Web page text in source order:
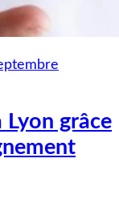
grâce